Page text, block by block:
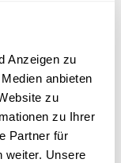
Anzeigen zu
anbieten
zu
zu Ihrer
Partner für
weiter. Unsere